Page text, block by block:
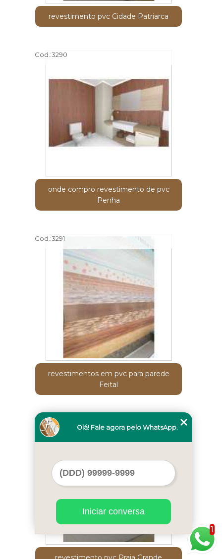
revestimento pvc Cidade Patriarca
Cod.:3290
onde compro revestimento de pvc
Penha
Cod.:3291
revestimentos em pvc para parede
Feital
Cod.:3292
1
Olá! Fale agora pelo WhatsApp.
Iniciar conversa